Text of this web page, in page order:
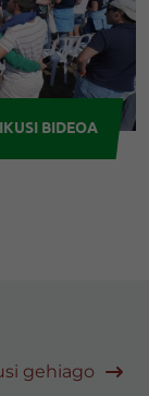
IKUSI BIDEOA
gehiago